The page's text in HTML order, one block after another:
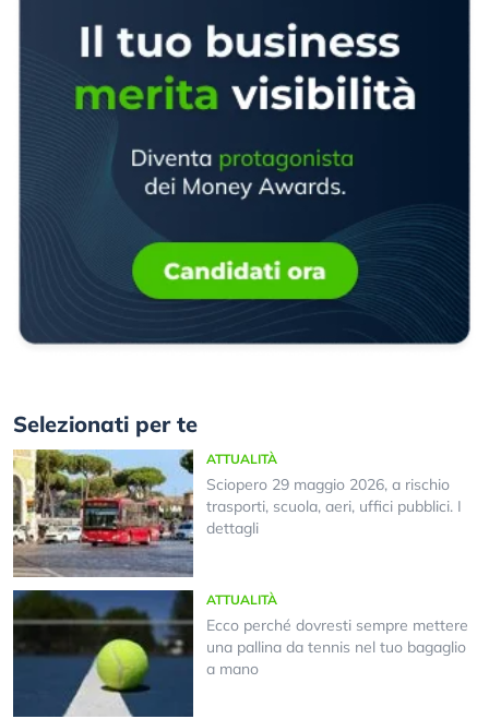
Selezionati per te
ATTUALITÀ
Sciopero 29 maggio 2026, a rischio
trasporti, scuola, aeri, uffici pubblici. I
dettagli
ATTUALITÀ
Ecco perché dovresti sempre mettere
una pallina da tennis nel tuo bagaglio
a mano